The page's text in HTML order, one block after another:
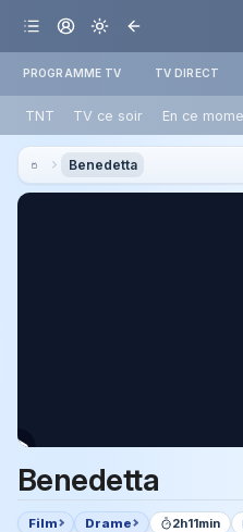
PROGRAMME TV TV DIRECT
TNT TV ce soir En ce
Benedetta
Benedetta
Film Drame 2h11min